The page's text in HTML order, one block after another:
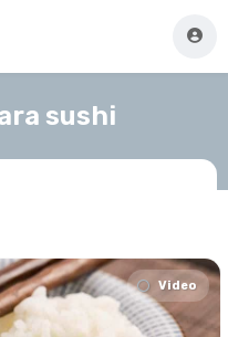
sushi
Video